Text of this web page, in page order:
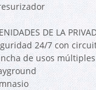
DE LA
24/7 con
de usos múltiples